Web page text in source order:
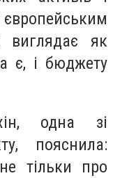
виглядає як
є, і бюджету
одна зі
пояснила:
тільки про